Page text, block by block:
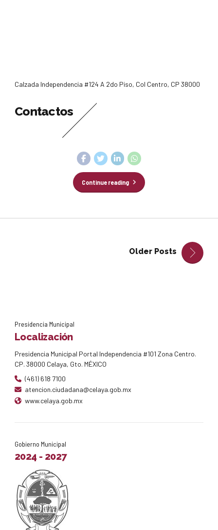
Calzada Independencia #124 A 2do Piso, Col Centro, CP 38000
Contactos
Continue reading
Older Posts
Presidencia Municipal
Localización
Presidencia Municipal Portal Independencia #101 Zona Centro.
CP. 38000 Celaya, Gto. MÉXICO
(461) 618 7100
atencion.ciudadana@celaya.gob.mx
www.celaya.gob.mx
Gobierno Municipal
2024 - 2027